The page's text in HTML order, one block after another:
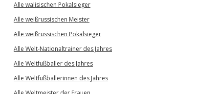
Alle walisischen Pokalsieger
Alle weißrussischen Meister
Alle weißrussischen Pokalsieger
Alle Welt-Nationaltrainer des Jahres
Alle Weltfußballer des Jahres
Alle Weltfußballerinnen des Jahres